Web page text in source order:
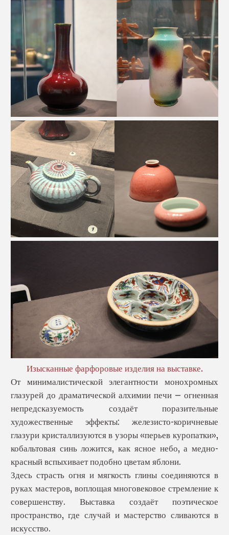
Изысканные фарфоровые изделия на выставке.
От минималистической элегантности монохромных
глазурей до драматической алхимии печи — огненная
непредсказуемость создаёт поразительные
художественные эффекты: железисто-коричневые
глазури кристаллизуются в узоры «перьев куропатки»,
кобальтовая синь ложится, как ясное небо, а медно-
красный вспыхивает подобно цветам яблони.
Здесь страсть огня и мягкость глины соединяются в
руках мастеров, воплощая многовековое стремление к
совершенству. Выставка создаёт поэтическое
пространство, где случай и мастерство сливаются в
искусство.